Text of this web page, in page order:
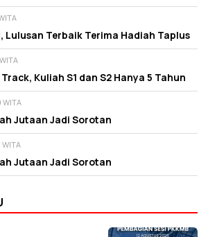
Lulusan Terbaik Terima Hadiah Taplus
Kuliah S1 dan S2 Hanya 5 Tahun
WITA
Jutaan Jadi Sorotan
WITA
Jutaan Jadi Sorotan